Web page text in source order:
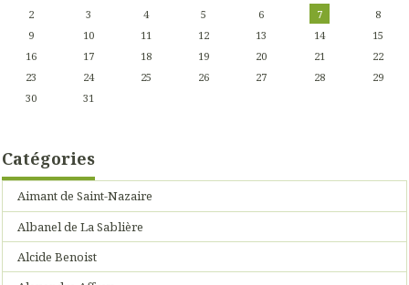
2
3 4 5 6 7
8
9
10 11 12 13 14
15
16
17 18 19 20 21
22
23
24 25 26 27 28
29
30
31
Catégories
Aimant de Saint-Nazaire
Albanel de La Sablière
Alcide Benoist